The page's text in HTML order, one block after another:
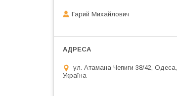
Гарий Михайлович
ул. Атамана Чепиги 38/42, Одеса,
Україна